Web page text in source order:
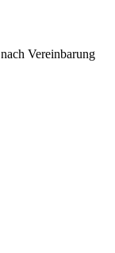
Vereinbarung